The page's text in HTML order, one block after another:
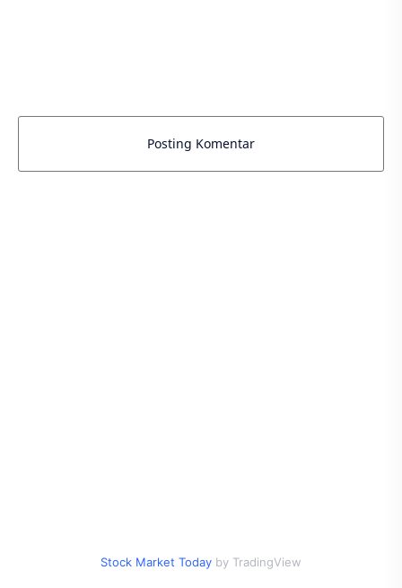
Posting Komentar
Stock Market Today by TradingView